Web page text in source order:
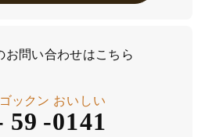
お問い合わせはこちら
59
ゴックン
-0141
おいしい